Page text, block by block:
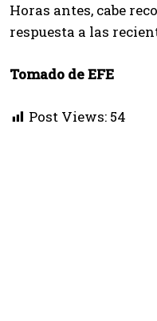
Horas antes, cabe
respuesta a las
Tomado de EFE
Post Views: 54